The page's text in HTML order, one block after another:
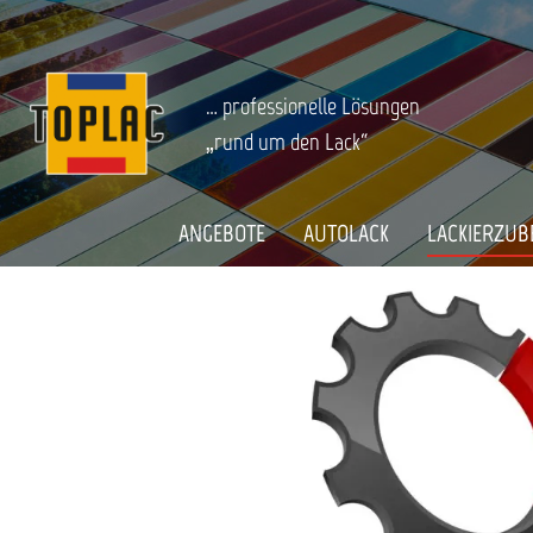
Zur Hauptnavigation springen
… professionelle Lösungen
„rund um den Lack“
ANGEBOTE AUTOLACK
Startseite LACKIERZUBEHÖR Lackverarbeitung Sata Lackiertechnik
SATA LUFTKOLBENSTANGE, 198408
Bildergalerie überspringen